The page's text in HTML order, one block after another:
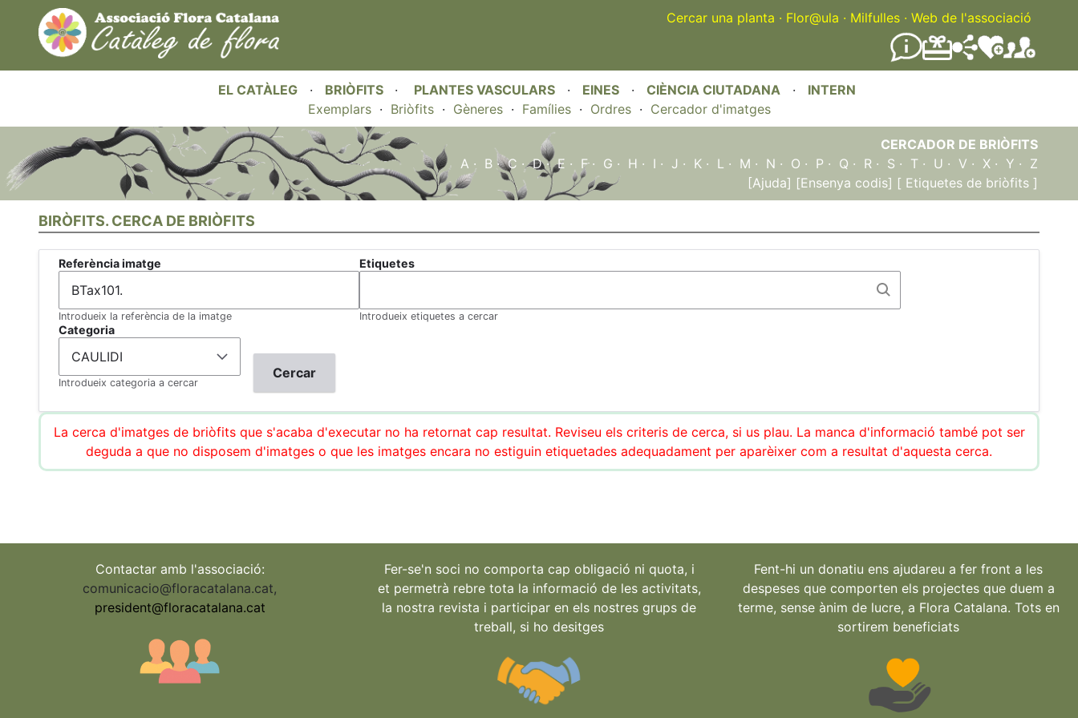
Cercar una planta · Flor@ula · Milfulles · Web de l'associació
EL CATÀLEG · BRIÒFITS · PLANTES VASCULARS · EINES · CIÈNCIA CIUTADANA · INTERN
Exemplars· Briòfits· Gèneres· Famílies· Ordres· Cercador d'imatges
CERCADOR DE BRIÒFITS
A · B ·C ·D·E · F· G · H · I · J · K · L · M · N · O · P · Q · R · S · T · U · V · X · Y · Z
[Ajuda] [Ensenya codis] [ Etiquetes de briòfits ]
BIRÒFITS. CERCA DE BRIÒFITS
Referència imatge
Introdueix la referència de la imatge
Etiquetes
Introdueix etiquetes a cercar
Categoria
Introdueix categoria a cercar
La cerca d'imatges de briòfits que s'acaba d'executar no ha retornat cap resultat. Reviseu els criteris de cerca, si us plau. La manca d'informació també pot ser
deguda a que no disposem d'imatges o que les imatges encara no estiguin etiquetades adequadament per aparèixer com a resultat d'aquesta cerca.
Contactar amb l'associació:
comunicacio@floracatalana.cat,
president@floracatalana.cat
Fer-se'n soci no comporta cap obligació ni quota, i
et permetrà rebre tota la informació de les activitats,
la nostra revista i participar en els nostres grups de
treball, si ho desitges
Fent-hi un donatiu ens ajudareu a fer front a les
despeses que comporten els projectes que duem a
terme, sense ànim de lucre, a Flora Catalana. Tots en
sortirem beneficiats